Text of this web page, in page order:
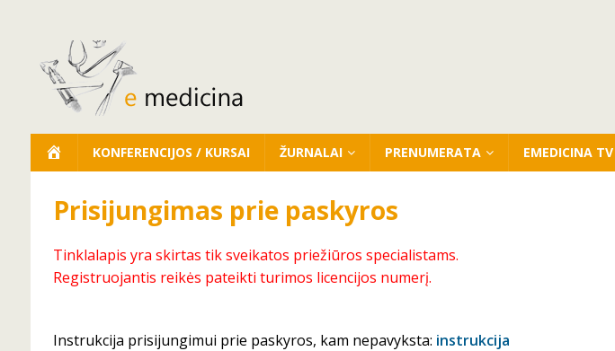
KONFERENCIJOS / KURSAI ŽURNALAI PRENUMERATA EMEDICINA TV
Prisijungimas prie paskyros
Tinklalapis yra skirtas tik sveikatos priežiūros specialistams.
Registruojantis reikės pateikti turimos licencijos numerį.
Instrukcija prisijungimui prie paskyros, kam nepavyksta: instrukcija